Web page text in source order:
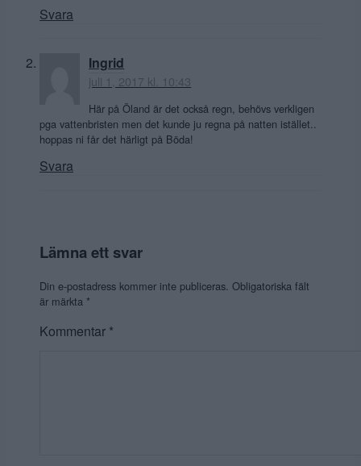
Svara
Ingrid
juli 1, 2017 kl. 10:43
Här på Öland är det också regn, behövs verkligen
pga vattenbristen men det kunde ju regna på natten istället..
hoppas ni får det härligt på Böda!
Svara
Lämna ett svar
Din e-postadress kommer inte publiceras. Obligatoriska fält
är märkta *
Kommentar *